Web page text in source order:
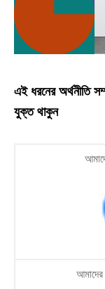
এই ধরনের অর্থনীতি
যুক্ত থাকুন
আমাদের